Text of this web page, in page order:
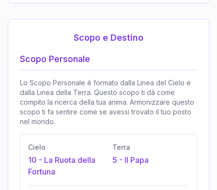
Scopo e Destino
Scopo Personale
Lo Scopo Personale è formato dalla Linea del Cielo e
dalla Linea della Terra. Questo scopo ti dà come
compito la ricerca della tua anima. Armonizzare questo
scopo ti fa sentire come se avessi trovato il tuo posto
nel mondo.
Cielo
10 - La Ruota della
Fortuna
Terra
5 - Il Papa